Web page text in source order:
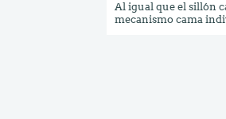
Al igual que el sillón
mecanismo cama